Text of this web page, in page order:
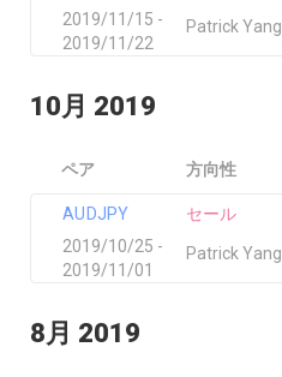
Patrick Yang
2019/11/15 -
2019/11/22
10月 2019
ペア 方向性
AUDJPY
Patrick Yang
セール
2019/10/25 -
2019/11/01
8月 2019